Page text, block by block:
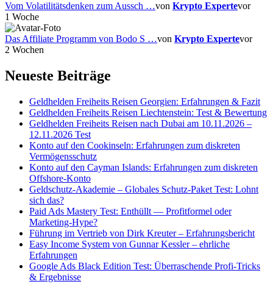
Vom Volatilitätsdenken zum Aussch …von Krypto Expertevor
1 Woche
Das Affiliate Programm von Bodo S …von Krypto Expertevor
2 Wochen
Neueste Beiträge
Geldhelden Freiheits Reisen Georgien: Erfahrungen & Fazit
Geldhelden Freiheits Reisen Liechtenstein: Test & Bewertung
Geldhelden Freiheits Reisen nach Dubai am 10.11.2026 –
12.11.2026 Test
Konto auf den Cookinseln: Erfahrungen zum diskreten
Vermögensschutz
Konto auf den Cayman Islands: Erfahrungen zum diskreten
Offshore-Konto
Geldschutz-Akademie – Globales Schutz-Paket Test: Lohnt
sich das?
Paid Ads Mastery Test: Enthüllt — Profitformel oder
Marketing-Hype?
Führung im Vertrieb von Dirk Kreuter – Erfahrungsbericht
Easy Income System von Gunnar Kessler – ehrliche
Erfahrungen
Google Ads Black Edition Test: Überraschende Profi-Tricks
& Ergebnisse